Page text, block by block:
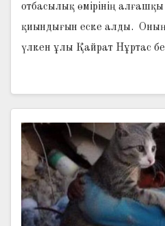
отбасылық өмірінің
қиындығын еске алды.
үлкен ұлы Қайрат Нұртас